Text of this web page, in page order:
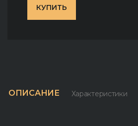
КУПИТЬ
ОПИСАНИЕ Характеристики